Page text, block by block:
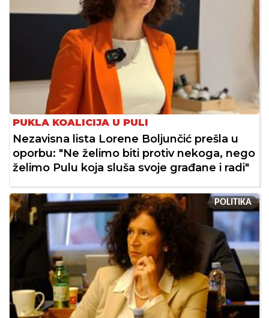
PUKLA KOALICIJA U PULI
Nezavisna lista Lorene Boljunčić prešla u
oporbu: "Ne želimo biti protiv nekoga, nego
želimo Pulu koja sluša svoje građane i radi"
POLITIKA